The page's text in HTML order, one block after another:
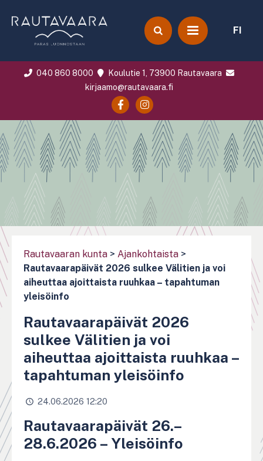
FI
040 860 8000
Koulutie 1, 73900 Rautavaara
kirjaamo@rautavaara.fi
Rautavaaran kunta > Ajankohtaista >
Rautavaarapäivät 2026 sulkee Välitien ja voi
aiheuttaa ajoittaista ruuhkaa – tapahtuman
yleisöinfo
Rautavaarapäivät 2026
sulkee Välitien ja voi
aiheuttaa ajoittaista ruuhkaa –
tapahtuman yleisöinfo
24.06.2026 12:20
Rautavaarapäivät 26.–
28.6.2026 – Yleisöinfo